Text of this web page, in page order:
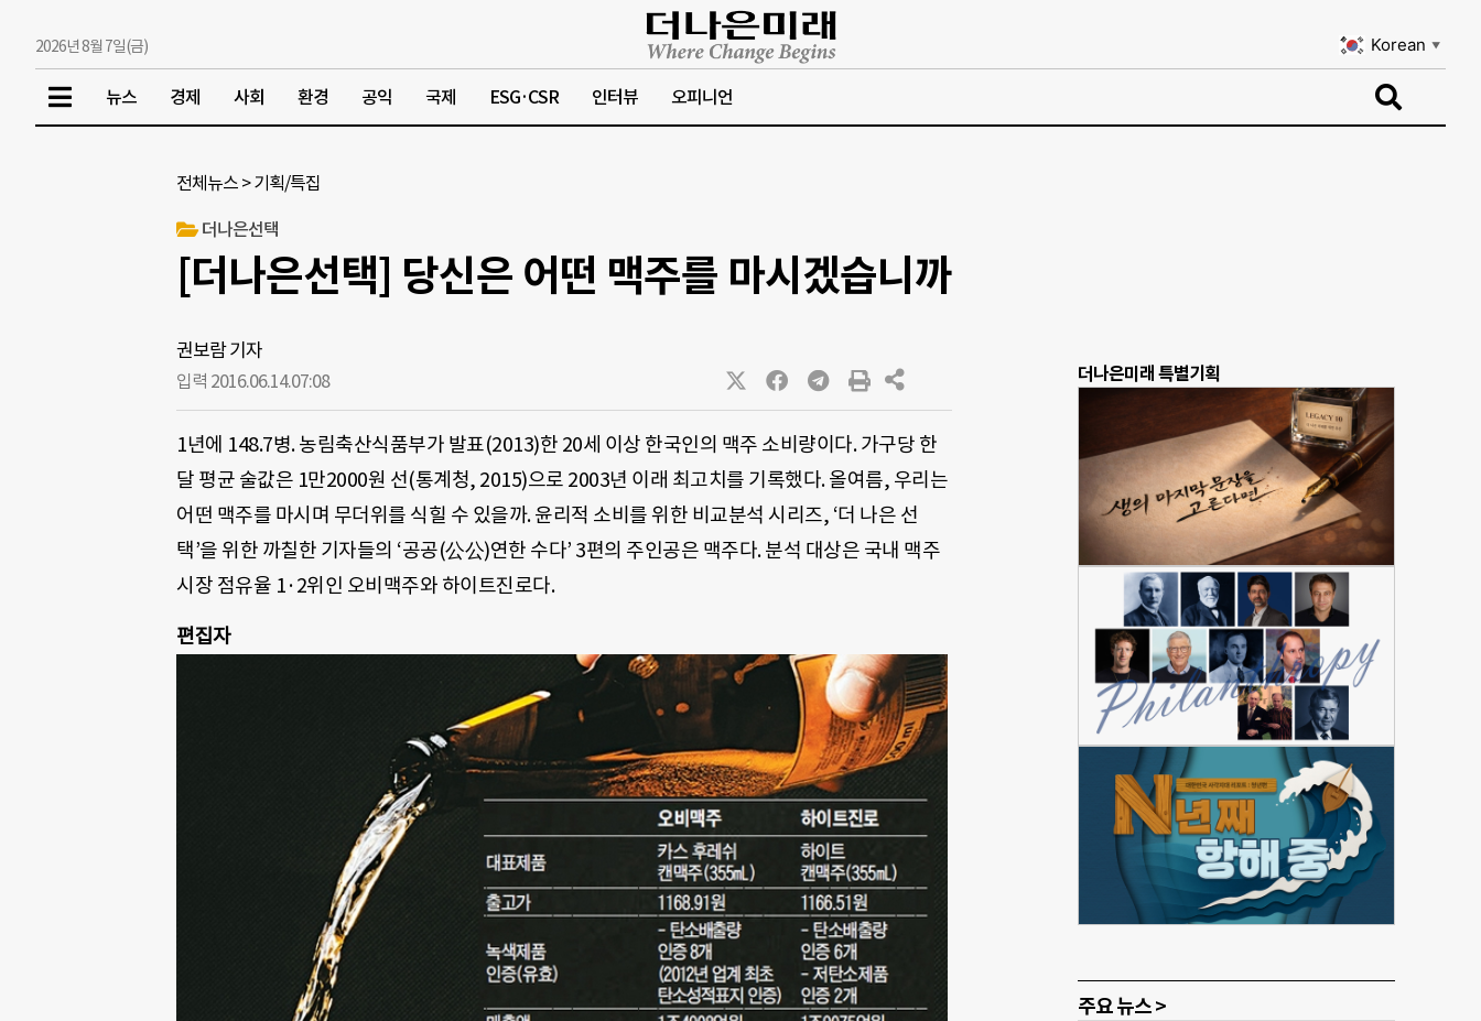
2026년 8월 7일(금) Korean ▼
뉴스 경제 사회 환경 공익 국제 ESG·CSR 인터뷰 오피니언
전체뉴스 >기획/특집
더나은선택
[더나은선택] 당신은 어떤 맥주를 마시겠습니까
권보람 기자
입력 2016.06.14.07:08
1년에 148.7병. 농림축산식품부가 발표(2013)한 20세 이상 한국인의 맥주 소비량이다. 가구당 한
달 평균 술값은 1만2000원 선(통계청, 2015)으로 2003년 이래 최고치를 기록했다. 올여름, 우리는
어떤 맥주를 마시며 무더위를 식힐 수 있을까. 윤리적 소비를 위한 비교분석 시리즈, ‘더 나은 선
택’을 위한 까칠한 기자들의 ‘공공(公公)연한 수다’ 3편의 주인공은 맥주다. 분석 대상은 국내 맥주
시장 점유율 1·2위인 오비맥주와 하이트진로다.
편집자
더나은미래 특별기획
주요 뉴스 >